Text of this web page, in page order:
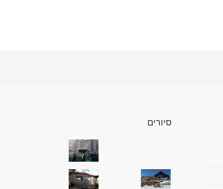
סיורים